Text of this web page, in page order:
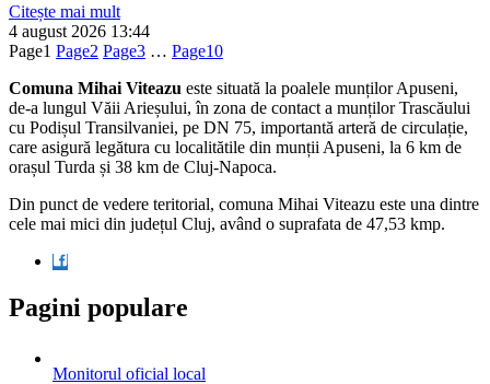
Citește mai mult
4 august 2026 13:44
Page1 Page2 Page3 … Page10
Comuna Mihai Viteazu este situată la poalele munților Apuseni,
de-a lungul Văii Arieșului, în zona de contact a munților Trascăului
cu Podișul Transilvaniei, pe DN 75, importantă arteră de circulație,
care asigură legătura cu localitătile din munții Apuseni, la 6 km de
orașul Turda și 38 km de Cluj-Napoca.
Din punct de vedere teritorial, comuna Mihai Viteazu este una dintre
cele mai mici din județul Cluj, având o suprafata de 47,53 kmp.
Pagini populare
Monitorul oficial local